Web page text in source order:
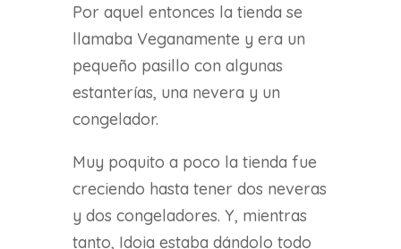
Por aquel entonces la tienda se
llamaba Veganamente y era un
pequeño pasillo con algunas
estanterías, una nevera y un
congelador.
Muy poquito a poco la tienda fue
creciendo hasta tener dos neveras
y dos congeladores. Y, mientras
tanto, Idoia estaba dándolo todo